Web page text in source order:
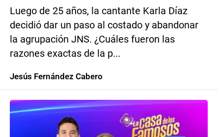
Luego de 25 años, la cantante Karla Díaz
decidió dar un paso al costado y abandonar
la agrupación JNS. ¿Cuáles fueron las
razones exactas de la p...
Jesús Fernández Cabero